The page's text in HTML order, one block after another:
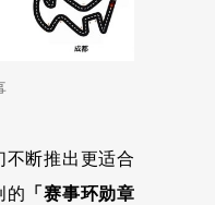
不断推出更适合
的 「赛事环勋章